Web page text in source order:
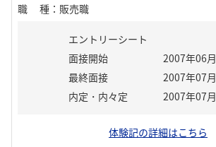
職種 ： 販売職
エントリーシート
面接開始
2007年06月
最終面接
2007年07月
内定・内々定
2007年07月
体験記の詳細はこちら